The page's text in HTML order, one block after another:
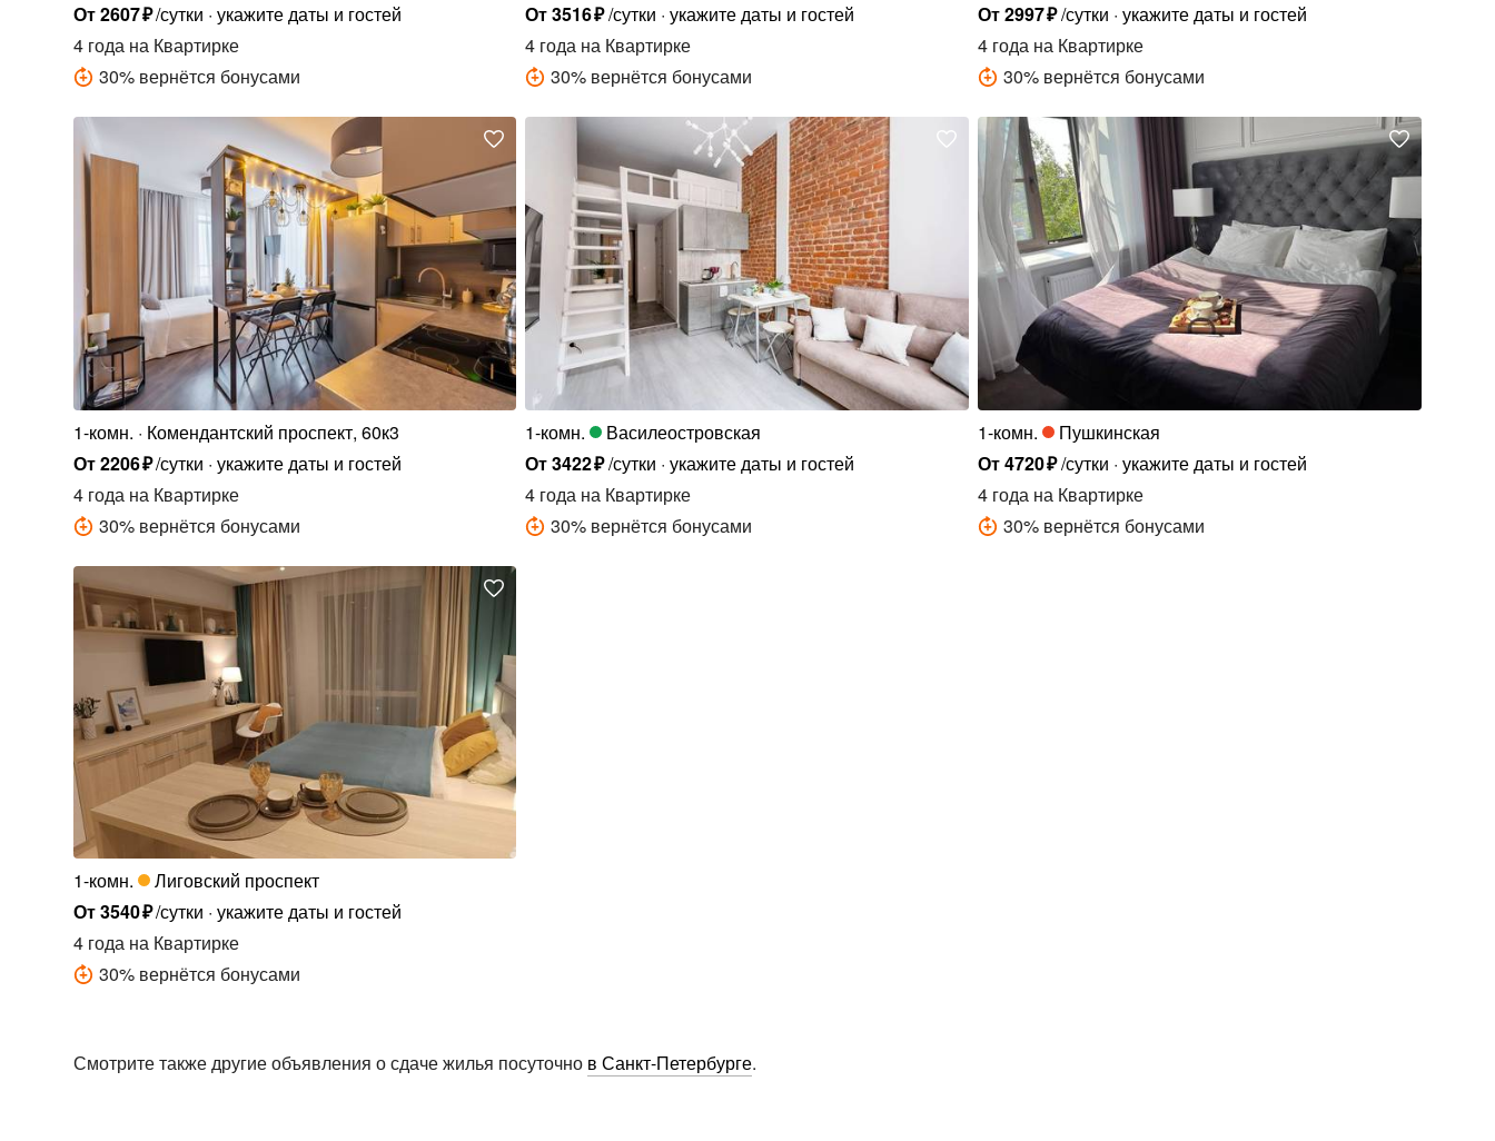
От2607₽/сутки укажите даты и гостей
4 годана Квартирке
30% вернётся бонусами
От3516₽/сутки укажите даты и гостей
4 года на Квартирке
30% вернётся бонусами
От2997₽/сутки укажите даты и гостей
4 года на Квартирке
30% вернётся бонусами
1-комн.
Комендантский проспект, 60к3
От2206₽/сутки укажите даты и гостей
4 годана Квартирке
30% вернётся бонусами
1-комн.
Василеостровская
От3422₽/сутки укажите даты и гостей
4 года на Квартирке
30% вернётся бонусами
1-комн.
Пушкинская
От4720₽/сутки укажите даты и гостей
4 года на Квартирке
30% вернётся бонусами
1-комн.
Лиговский проспект
От3540₽/сутки укажите даты и гостей
4 годана Квартирке
30% вернётся бонусами
Смотрите также другие объявления о сдаче жилья посуточно в Санкт-Петербурге.